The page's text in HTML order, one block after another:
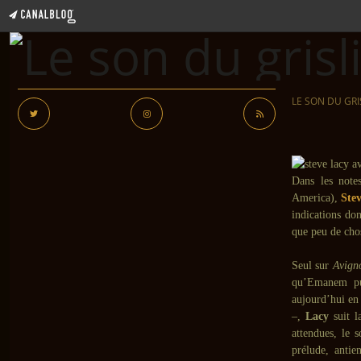
LE SON DU
Dans les
America),
indications
que peu de
Seul sur
qu’Emanem
aujourd’hui
–, Lacysuit la
attendues, le
prélude,